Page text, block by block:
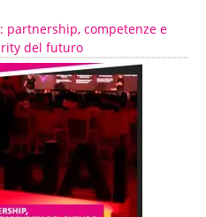
partnership, competenze e
del futuro